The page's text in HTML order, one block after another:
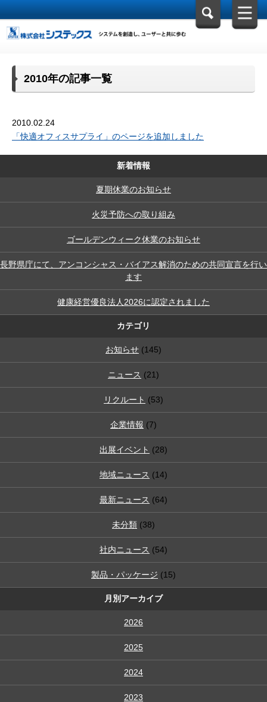
2010年の記事一覧
2010.02.24
「快適オフィスサプライ」のページを追加しました
新着情報
夏期休業のお知らせ
火災予防への取り組み
ゴールデンウィーク休業のお知らせ
長野県庁にて、アンコンシャス・バイアス解消のための共同宣言を行い
ます
健康経営優良法人2026に認定されました
カテゴリ
お知らせ (145)
ニュース (21)
リクルート (53)
企業情報 (7)
出展イベント (28)
地域ニュース (14)
最新ニュース (64)
未分類 (38)
社内ニュース (54)
製品・パッケージ (15)
月別アーカイブ
2026
2025
2024
2023